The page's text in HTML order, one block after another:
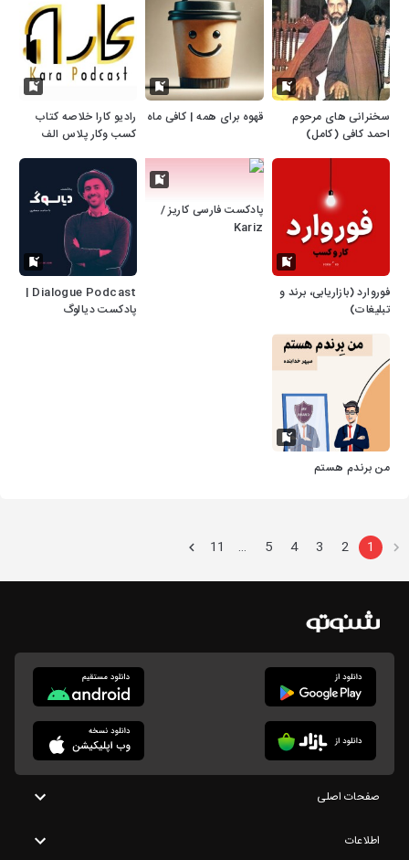
سخنرانی های مرحوم
احمد کافی (کامل)
قهوه برای همه | کافی ماه
رادیو کارا خلاصه کتاب
کسب وکار پلاس الف
فوروارد (بازاریابی، برند و
تبلیغات)
پادکست فارسی کاریز /
Kariz
Dialogue Podcast |
پادکست دیالوگ
من برندم هستم
1
2
3
4
5
…
11
صفحات اصلی
اطلاعات